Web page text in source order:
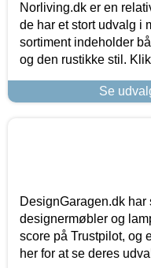
Norliving.dk er en
de har et stort udvalg i
sortiment indeholder
og den rustikke stil.
Se
DesignGaragen.dk
designermøbler og
score på Trustpilot, og
her for at se deres